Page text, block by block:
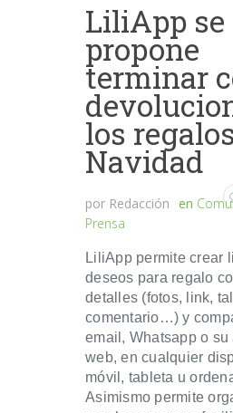
LiliApp se
propone
terminar
los
Navidad
por Redacción en
Prensa
LiliApp permite crear
deseos para regalo
detalles (fotos, link,
comentario…) y
email, Whatsapp o
web, en cualquier
móvil, tableta u
Asimismo permite